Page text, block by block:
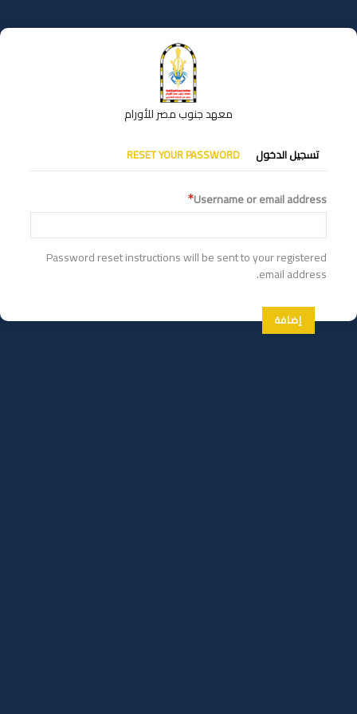
إلى
المحتوى
معهد جنوب مصر للأورام
التبويبات
الأساسية
تسجيل الدخول RESET YOUR PASSWORD
Username or email address
Password reset instructions will be sent to your registered
email address.